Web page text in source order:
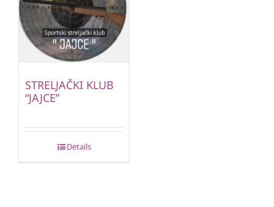
STRELJAČKI KLUB
“JAJCE”
Details